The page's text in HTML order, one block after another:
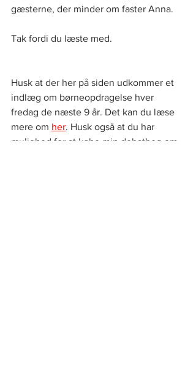
gæsterne, der minder om faster Anna.
Tak fordi du læste med.
Husk at der her på siden udkommer et
indlæg om børneopdragelse hver
fredag de næste 9 år. Det kan du læse
mere om her. Husk også at du har
mulighed for at købe min debatbog om